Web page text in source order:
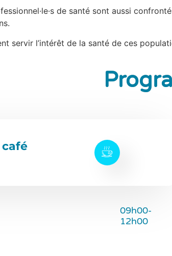
de santé sont aussi
servir l’intérêt de la santé de ces
09h00-
12h00